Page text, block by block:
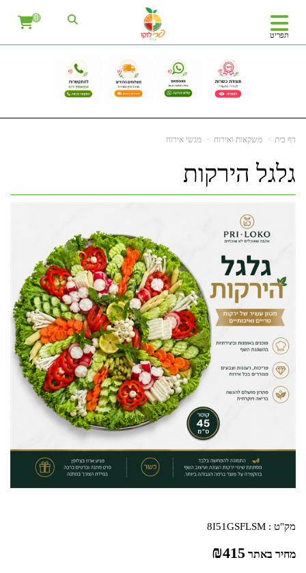
תפריט
0
דף בית משקאות ואירוח מגשי אירוח
גלגל הירקות
מק"ט : 8I51GSFLSM
מחיר באתר ₪415